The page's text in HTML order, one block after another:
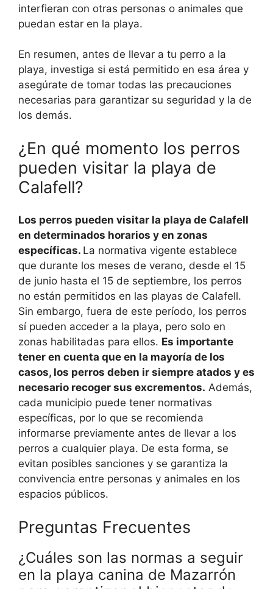
interfieran con otras personas o animales que
puedan estar en la playa.
En resumen, antes de llevar a tu perro a la
playa, investiga si está permitido en esa área y
asegúrate de tomar todas las precauciones
necesarias para garantizar su seguridad y la de
los demás.
¿En qué momento los perros
pueden visitar la playa de
Calafell?
Los perros pueden visitar la playa de Calafell
en determinados horarios y en zonas
específicas. La normativa vigente establece
que durante los meses de verano, desde el 15
de junio hasta el 15 de septiembre, los perros
no están permitidos en las playas de Calafell.
Sin embargo, fuera de este período, los perros
sí pueden acceder a la playa, pero solo en
zonas habilitadas para ellos. Es importante
tener en cuenta que en la mayoría de los
casos, los perros deben ir siempre atados y es
necesario recoger sus excrementos. Además,
cada municipio puede tener normativas
específicas, por lo que se recomienda
informarse previamente antes de llevar a los
perros a cualquier playa. De esta forma, se
evitan posibles sanciones y se garantiza la
convivencia entre personas y animales en los
espacios públicos.
Preguntas Frecuentes
¿Cuáles son las normas a seguir
en la playa canina de Mazarrón